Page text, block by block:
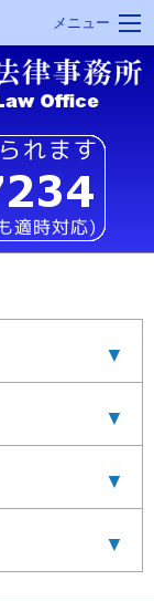
メニュー